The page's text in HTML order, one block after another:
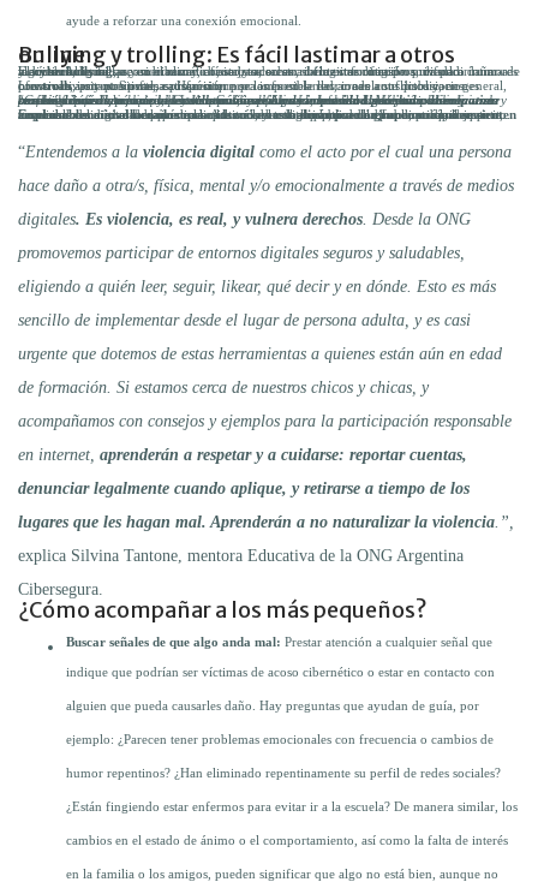
ayude a reforzar una conexión emocional.
Bullying y trolling: Es fácil lastimar a otros online
Elcyberbullying
, acoso cibernético, se basa en escribir textos ofensivos, difundir rumores y acusaciones falsas, amenazar y chantajear, sacar a la luz información privada o íntima de la víctima, humillar y ridiculizar, acosar y acechar, o fingir ser otra persona para dañar a alguien. Al igual que en el mundo físico, todo esto suele estar dirigido a un solo individuo.
Lostrolls
, por otra parte, causan interrupciones en la red, crean conflictos y, en general, provocan a otros. Sienten satisfacción por las fuertes reacciones a sus publicaciones ofensivas, irritantes o falsas. Hacen que sea imposible llevar adelante discusiones constructivas y positivas, a propósito.
“
Cuando los acosadores y los trolls publican algo en una red social, no obtienen una reacción inmediata, lo que les da unasensación de impunidad
. Más aún cuando usan perfiles falsos o anónimos, por lo que no se los puede rastrear desde sus publicaciones y se sienten por encima de la ley. Además, a diferencia de decir algo cara a cara y ver la reacción inmediata, escribir comentarios y publicaciones de odio o para ridiculizar es mucho más fácil, porque el entorno online reduce la
necesidad percibida de empatizar con los demás.“,
menciona Camilo Gutiérrez Amaya, Jefe del Laboratorio de Investigación de la marca en Latinoamérica.
En el mundo digital lo que empeora las cosas es ladinámica de grupo
, porque es imposible estimar el tamaño de la multitud de testigos que ven la publicación, lo que aumenta la ansiedad de la víctima. Además, el contenido puede difundirse rápidamente, ampliando el número de personas que conocen el acoso, pero no hacen nada al respecto. Como los usuarios saben que nadie los ve leyendo la publicación, a menudo
no se sienten responsables o involucradosen la situación hasta el punto de luchar contra la injusticia.
“Entendemos a la violencia digital como el acto por el cual una persona
hace daño a otra/s, física, mental y/o emocionalmente a través de medios
digitales. Es violencia, es real, y vulnera derechos . Desde la ONG
promovemos participar de entornos digitales seguros y saludables,
eligiendo a quién leer, seguir, likear, qué decir y en dónde. Esto es más
sencillo de implementar desde el lugar de persona adulta, y es casi
urgente que dotemos de estas herramientas a quienes están aún en edad
de formación. Si estamos cerca de nuestros chicos y chicas, y
acompañamos con consejos y ejemplos para la participación responsable
en internet, aprenderán a respetar y a cuidarse: reportar cuentas,
denunciar legalmente cuando aplique, y retirarse a tiempo de los
lugares que les hagan mal. Aprenderán a no naturalizar la violencia .”,
explica Silvina Tantone, mentora Educativa de la ONG Argentina
Cibersegura.
¿Cómo acompañar a los más pequeños?
Buscar señales de que algo anda mal: Prestar atención a cualquier señal que
indique que podrían ser víctimas de acoso cibernético o estar en contacto con
alguien que pueda causarles daño. Hay preguntas que ayudan de guía, por
ejemplo: ¿Parecen tener problemas emocionales con frecuencia o cambios de
humor repentinos? ¿Han eliminado repentinamente su perfil de redes sociales?
¿Están fingiendo estar enfermos para evitar ir a la escuela? De manera similar, los
cambios en el estado de ánimo o el comportamiento, así como la falta de interés
en la familia o los amigos, pueden significar que algo no está bien, aunque no